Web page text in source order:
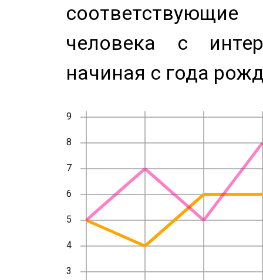
человека с
начиная с года